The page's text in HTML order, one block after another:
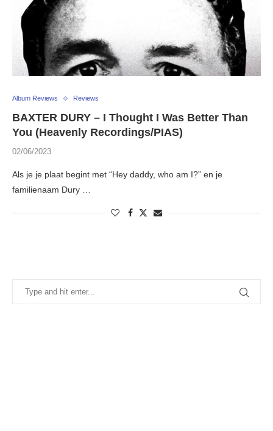
Album Reviews Reviews
BAXTER DURY – I Thought I Was Better Than
You (Heavenly Recordings/PIAS)
02/06/2023
Als je je plaat begint met “Hey daddy, who am I?” en je
familienaam Dury …